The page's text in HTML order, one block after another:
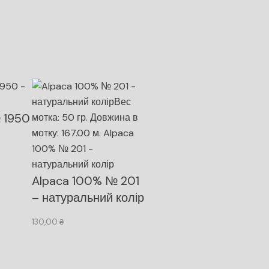
Alpaca 100% № 201
– натуральний колір
130,00 ₴